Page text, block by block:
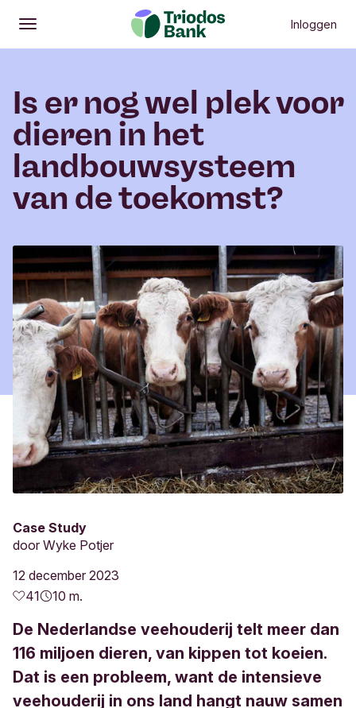
Openen
Hoofdmenu Inloggen
Is er nog wel plek voor
dieren in het
landbouwsysteem
van de toekomst?
Case Study
door Wyke Potjer
12 december 2023
41
10 m.
De Nederlandse veehouderij telt meer dan
116 miljoen dieren, van kippen tot koeien.
Dat is een probleem, want de intensieve
veehouderij in ons land hangt nauw samen